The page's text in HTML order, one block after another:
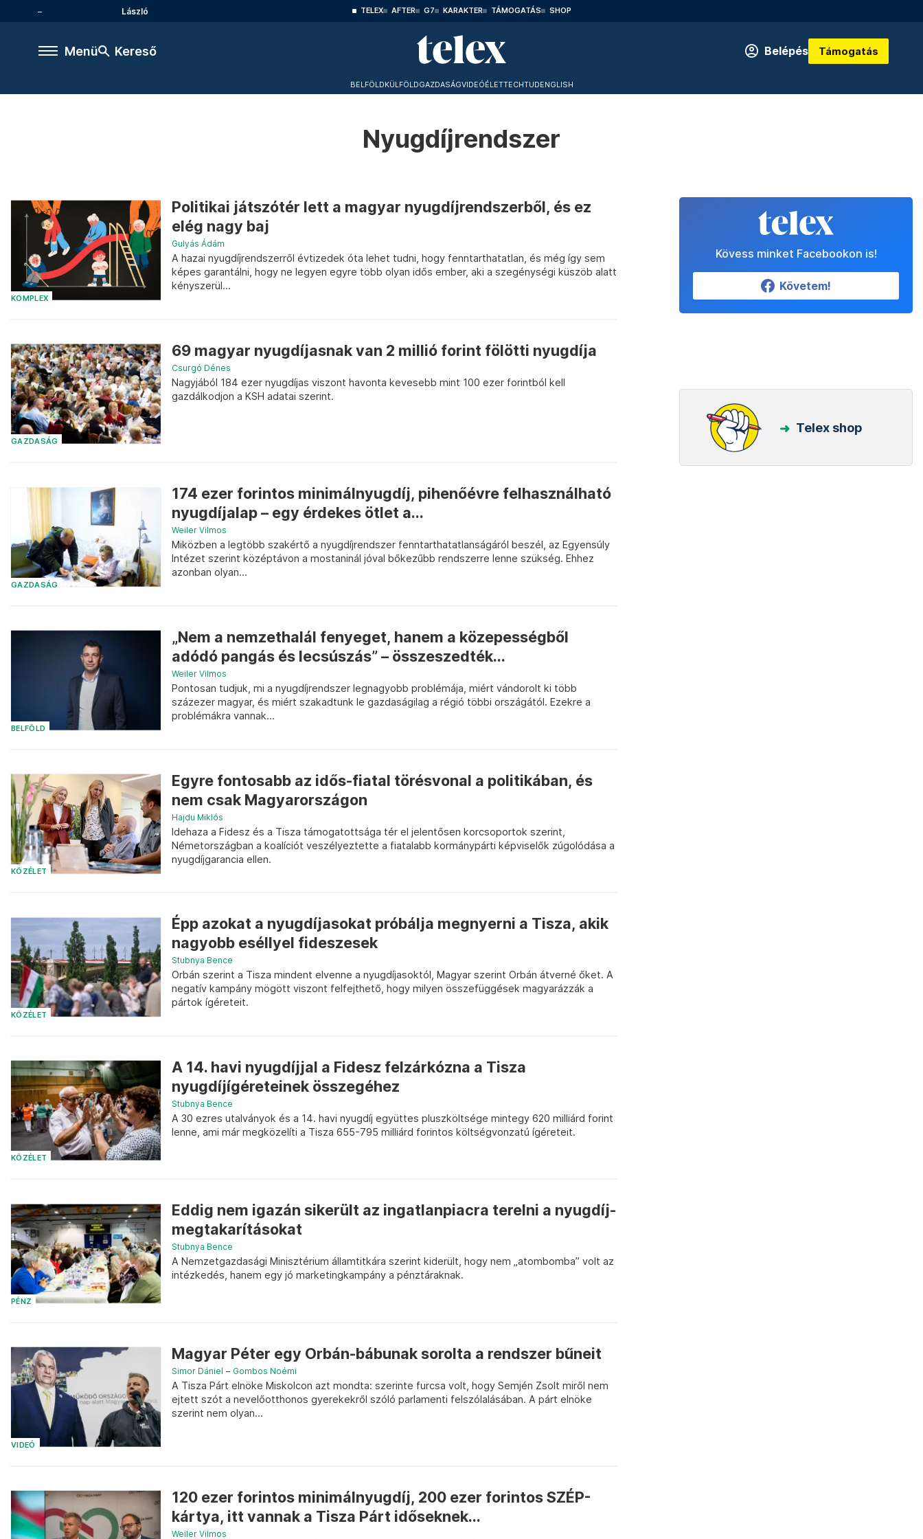
László TELEX AFTER G7 KARAKTER TÁMOGATÁS SHOP
Menü Kereső Belépés Támogatás
BELFÖLDKÜLFÖLDGAZDASÁGVIDEÓÉLETTECHTUDENGLISH
Nyugdíjrendszer
KOMPLEX
Politikai játszótér lett a magyar nyugdíjrendszerből, és ez
elég nagy baj
Gulyás Ádám
A hazai nyugdíjrendszerről évtizedek óta lehet tudni, hogy fenntarthatatlan, és még így sem
képes garantálni, hogy ne legyen egyre több olyan idős ember, aki a szegénységi küszöb alatt
kényszerül...
GAZDASÁG
69 magyar nyugdíjasnak van 2 millió forint fölötti nyugdíja
Csurgó Dénes
Nagyjából 184 ezer nyugdíjas viszont havonta kevesebb mint 100 ezer forintból kell
gazdálkodjon a KSH adatai szerint.
GAZDASÁG
174 ezer forintos minimálnyugdíj, pihenőévre felhasználható
nyugdíjalap – egy érdekes ötlet a...
Weiler Vilmos
Miközben a legtöbb szakértő a nyugdíjrendszer fenntarthatatlanságáról beszél, az Egyensúly
Intézet szerint középtávon a mostaninál jóval bőkezűbb rendszerre lenne szükség. Ehhez
azonban olyan...
BELFÖLD
„Nem a nemzethalál fenyeget, hanem a közepességből
adódó pangás és lecsúszás” – összeszedték...
Weiler Vilmos
Pontosan tudjuk, mi a nyugdíjrendszer legnagyobb problémája, miért vándorolt ki több
százezer magyar, és miért szakadtunk le gazdaságilag a régió többi országától. Ezekre a
problémákra vannak...
KÖZÉLET
Egyre fontosabb az idős-fiatal törésvonal a politikában, és
nem csak Magyarországon
Hajdu Miklós
Idehaza a Fidesz és a Tisza támogatottsága tér el jelentősen korcsoportok szerint,
Németországban a koalíciót veszélyeztette a fiatalabb kormánypárti képviselők zúgolódása a
nyugdíjgarancia ellen.
KÖZÉLET
Épp azokat a nyugdíjasokat próbálja megnyerni a Tisza, akik
nagyobb eséllyel fideszesek
Stubnya Bence
Orbán szerint a Tisza mindent elvenne a nyugdíjasoktól, Magyar szerint Orbán átverné őket. A
negatív kampány mögött viszont felfejthető, hogy milyen összefüggések magyarázzák a
pártok ígéreteit.
KÖZÉLET
A 14. havi nyugdíjjal a Fidesz felzárkózna a Tisza
nyugdíjígéreteinek összegéhez
Stubnya Bence
A 30 ezres utalványok és a 14. havi nyugdíj együttes pluszköltsége mintegy 620 milliárd forint
lenne, ami már megközelíti a Tisza 655-795 milliárd forintos költségvonzatú ígéreteit.
PÉNZ
Eddig nem igazán sikerült az ingatlanpiacra terelni a nyugdíj-
megtakarításokat
Stubnya Bence
A Nemzetgazdasági Minisztérium államtitkára szerint kiderült, hogy nem „atombomba” volt az
intézkedés, hanem egy jó marketingkampány a pénztáraknak.
VIDEÓ
Magyar Péter egy Orbán-bábunak sorolta a rendszer bűneit
Simor Dániel – Gombos Noémi
A Tisza Párt elnöke Miskolcon azt mondta: szerinte furcsa volt, hogy Semjén Zsolt miről nem
ejtett szót a nevelőotthonos gyerekekről szóló parlamenti felszólalásában. A párt elnöke
szerint nem olyan...
120 ezer forintos minimálnyugdíj, 200 ezer forintos SZÉP-
kártya, itt vannak a Tisza Párt időseknek...
Weiler Vilmos
Kövess minket Facebookon is!
Követem!
Telex shop